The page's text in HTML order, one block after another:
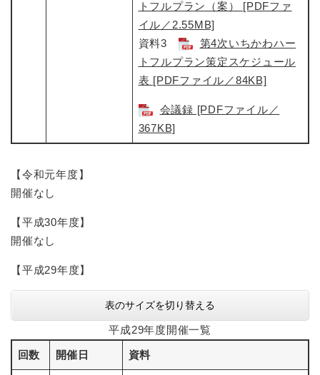
トフルプラン（案） [PDFファ
イル／2.55MB]
資料3
第4次いちかわハー
トフルプラン策定スケジュール
表 [PDFファイル／84KB]
会議録 [PDFファイル／
367KB]
【令和元年度】
開催なし
【平成30年度】
開催なし
【平成29年度】
表のサイズを切り替える
平成29年度開催一覧
回数 開催日 資料